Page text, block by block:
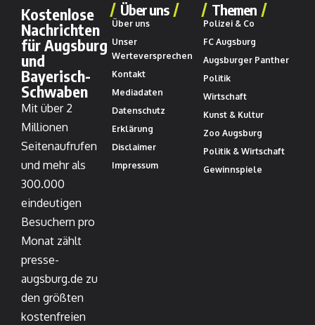
Kostenlose
Nachrichten
für Augsburg
und
Bayerisch-
Schwaben
Mit über 2
Millionen
Seitenaufrufen
und mehr als
300.000
eindeutigen
Besuchern pro
Monat zählt
presse-
augsburg.de zu
den größten
kostenfreien
Über uns
Über uns
Unser
Werteversprechen
Kontakt
Mediadaten
Datenschutz
Erklärung
Disclaimer
Impressum
Themen
Polizei & Co
FC Augsburg
Augsburger Panther
Politik
Wirtschaft
Kunst & Kultur
Zoo Augsburg
Politik & Wirtschaft
Gewinnspiele